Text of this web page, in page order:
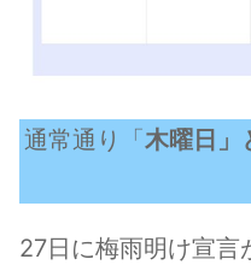
通常通り「木曜日」
27日に梅雨明け宣言